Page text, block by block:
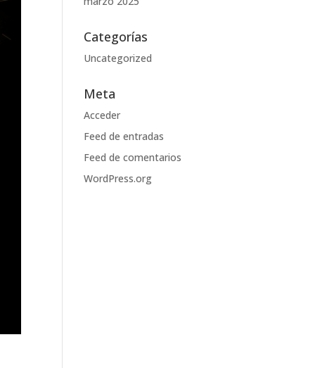
Categorías
Uncategorized
Meta
Acceder
Feed de entradas
Feed de comentarios
WordPress.org